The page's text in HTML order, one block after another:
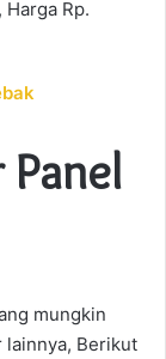
Rp.
Panel
mungkin
lainnya, Berikut